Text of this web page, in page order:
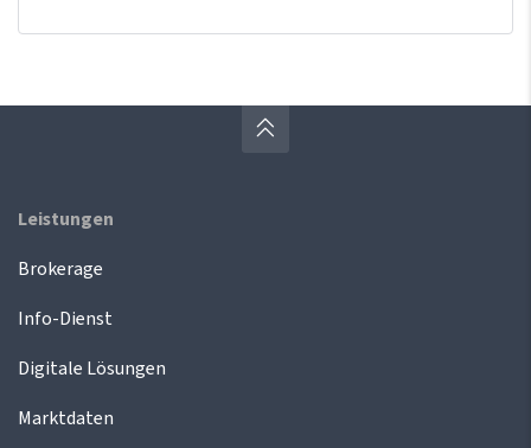
Leistungen
Brokerage
Info-Dienst
Digitale Lösungen
Marktdaten